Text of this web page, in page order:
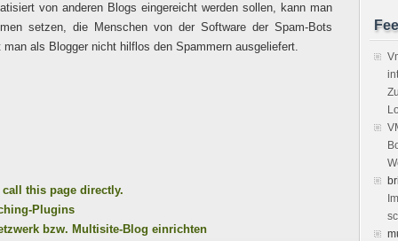
von anderen Blogs eingereicht werden sollen, kann man
setzen, die Menschen von der Software der Spam-Bots
als Blogger nicht hilflos den Spammern ausgeliefert.
this page directly.
Plugins
bzw. Multisite-Blog einrichten